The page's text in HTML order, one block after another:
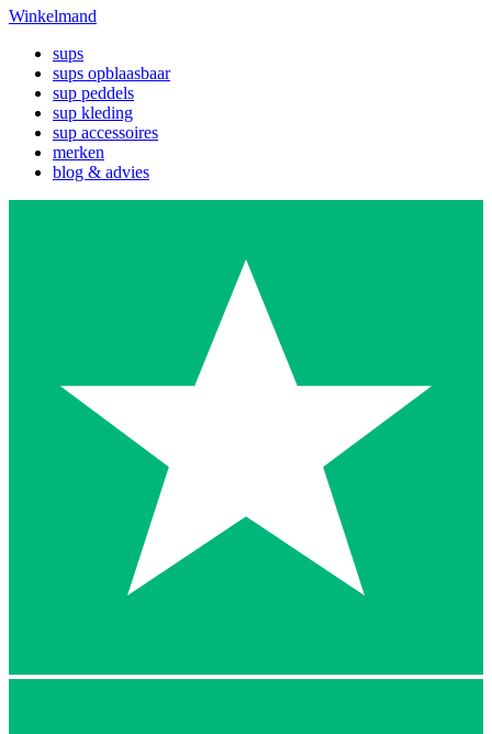
Winkelmand
sups
sups opblaasbaar
sup peddels
sup kleding
sup accessoires
merken
blog & advies